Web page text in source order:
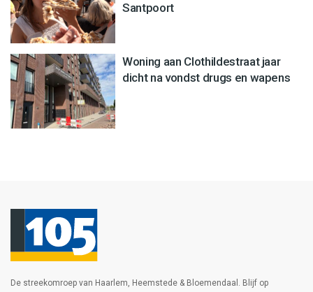
Santpoort
Woning aan Clothildestraat jaar
dicht na vondst drugs en wapens
De streekomroep van Haarlem, Heemstede & Bloemendaal. Blijf op